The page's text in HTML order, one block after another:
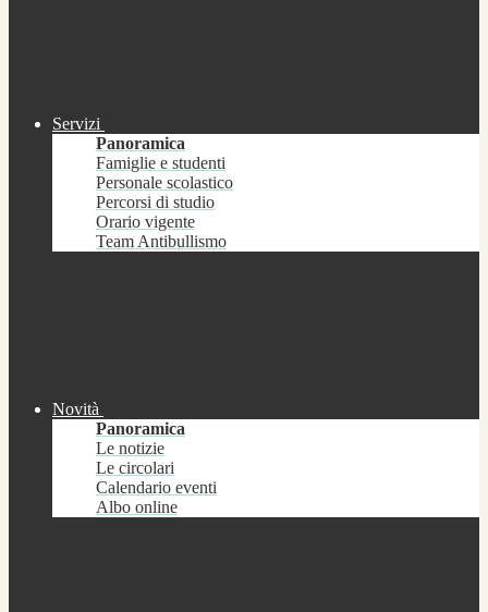
Servizi
Panoramica
Famiglie e studenti
Personale scolastico
Percorsi di studio
Orario vigente
Team Antibullismo
Novità
Panoramica
Le notizie
Le circolari
Calendario eventi
Albo online